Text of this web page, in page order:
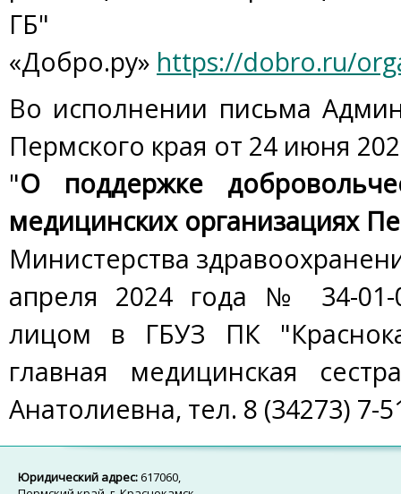
ГБ"
«Добро.ру» https://dobro.ru/
Во исполнении письма
Пермского края от 24 июня
"О поддержке
медицинских организациях
Министерства
апреля 2024 года № 34-01-
лицом в ГБУЗ ПК
главная медицинская
Анатолиевна, тел. 8 (34273) 7-
Юридический адрес:617060,